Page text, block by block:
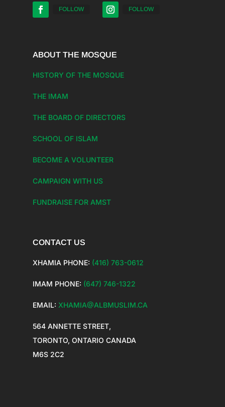
FOLLOW FOLLOW
ABOUT THE MOSQUE
HISTORY OF THE MOSQUE
THE IMAM
THE BOARD OF DIRECTORS
SCHOOL OF ISLAM
BECOME A VOLUNTEER
CAMPAIGN WITH US
FUNDRAISE FOR AMST
CONTACT US
XHAMIA PHONE: (416) 763-0612
IMAM PHONE: (647) 746-1322
EMAIL: XHAMIA@ALBMUSLIM.CA
564 ANNETTE STREET,
TORONTO, ONTARIO CANADA
M6S 2C2